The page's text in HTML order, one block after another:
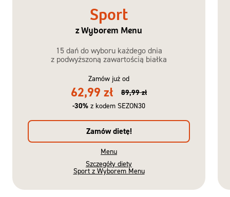
Sport
z Wyborem Menu
15 dań do wyboru każdego dnia
z podwyższoną zawartością białka
Zamów już od
62,99 zł
89,99 zł
-30% z kodem SEZON30
Zamów dietę!
Menu
Szczegóły diety
Sport z Wyborem Menu